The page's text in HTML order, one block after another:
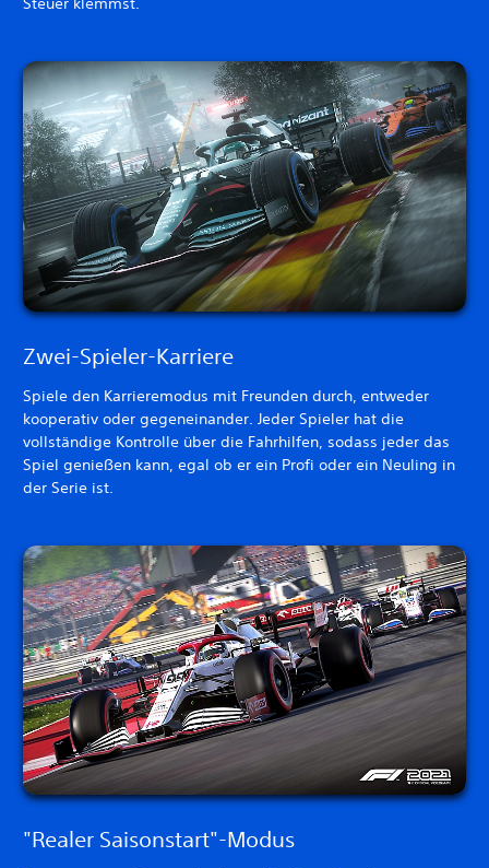
Zwei-Spieler-Karriere
Spiele den Karrieremodus mit Freunden durch, entweder
kooperativ oder gegeneinander. Jeder Spieler hat die
vollständige Kontrolle über die Fahrhilfen, sodass jeder das
Spiel genießen kann, egal ob er ein Profi oder ein Neuling in
der Serie ist.
"Realer Saisonstart"-Modus